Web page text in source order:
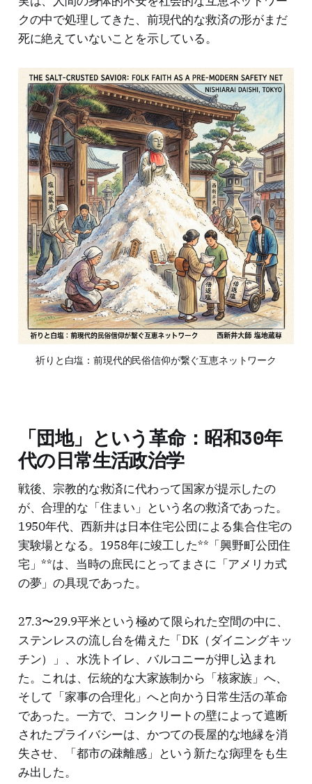
クの中で処理してきた、前現代的な救済の形がまだ
死に絶えていないことを示している。
祈りと白塩：前現代的民俗信仰が繋ぐ互恵ネットワーク
「団地」という革命：昭和30年
代の日常生活政治学
戦後、宗教的な救済に代わって国家が提示したの
が、合理的な「住まい」という名の救済であった。
1950年代、西新井は日本住宅公団による集合住宅の
実験場となる。1958年に竣工した**「興野町公団住
宅」**は、当時の庶民にとってまさに「アメリカ式
の夢」の具現であった。
27.3〜29.9平米という極めて限られた空間の中に、
ステンレスの流し台を備えた「DK（ダイニングキッ
チン）」、水洗トイレ、バルコニーが押し込まれ
た。これは、伝統的な大家族制から「核家族」へ、
そして「家事の合理化」へと向かう日常生活の革命
であった。一方で、コンクリートの壁によって遮断
されたプライバシーは、かつての長屋的な地縁を消
失させ、「都市の疎離感」という新たな病理をも生
み出した。